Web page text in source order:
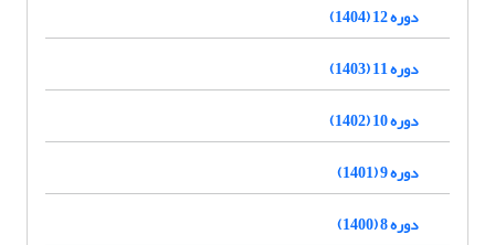
دوره 12 (1404)
دوره 11 (1403)
دوره 10 (1402)
دوره 9 (1401)
دوره 8 (1400)